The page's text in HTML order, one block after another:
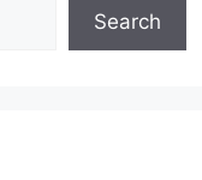
Search